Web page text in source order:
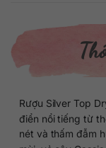
Rượu Silver Top
điển nổi tiếng từ
nét và thấm đẫm